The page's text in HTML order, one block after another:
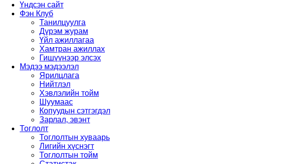
Үндсэн сайт
Фэн Клуб
Танилцуулга
Дүрэм журам
Үйл ажиллагаа
Хамтран ажиллах
Гишүүнээр элсэх
Мэдээ мэдээлэл
Ярилцлага
Нийтлэл
Хэвлэлийн тойм
Шуумаас
Копуудын сэтгэгдэл
Зарлал, эвэнт
Тоглолт
Тоглолтын хуваарь
Лигийн хүснэгт
Тоглолтын тойм